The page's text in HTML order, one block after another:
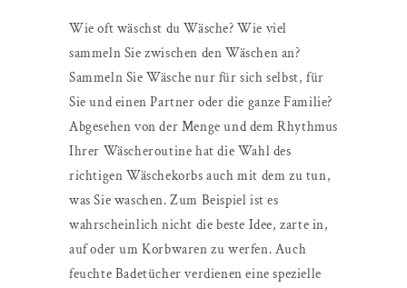
Wie oft wäschst du Wäsche? Wie viel
sammeln Sie zwischen den Wäschen an?
Sammeln Sie Wäsche nur für sich selbst, für
Sie und einen Partner oder die ganze Familie?
Abgesehen von der Menge und dem Rhythmus
Ihrer Wäscheroutine hat die Wahl des
richtigen Wäschekorbs auch mit dem zu tun,
was Sie waschen. Zum Beispiel ist es
wahrscheinlich nicht die beste Idee, zarte in,
auf oder um Korbwaren zu werfen. Auch
feuchte Badetücher verdienen eine spezielle